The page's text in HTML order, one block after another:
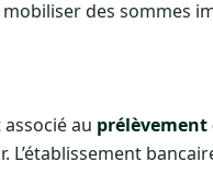
des sommes
au prélèvement